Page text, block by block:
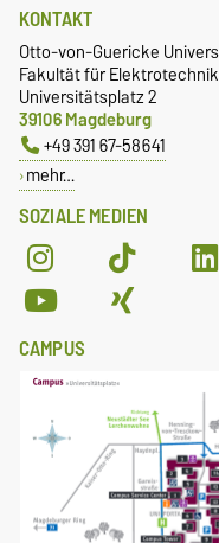
SOZIALE MEDIEN
KONTAKT
Otto-von-Guericke
Fakultät für
Universitätsplatz 2
39106 Magdeburg
+49 391 67-58641
mehr…
CAMPUS